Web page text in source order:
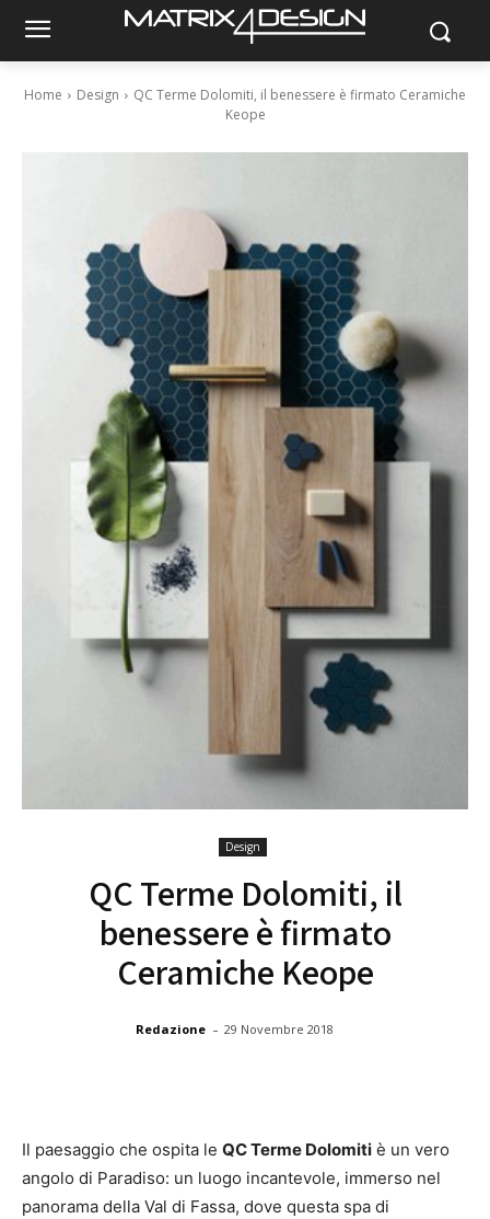
Home Design
QC Terme Dolomiti, il benessere è firmato Ceramiche
Keope
Design
QC Terme Dolomiti, il
benessere è firmato
Ceramiche Keope
Redazione - 29 Novembre 2018
Il paesaggio che ospita le QC Terme Dolomiti è un vero
angolo di Paradiso: un luogo incantevole, immerso nel
panorama della Val di Fassa, dove questa spa di